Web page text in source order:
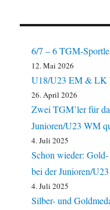
6/7 – 6 TGM-
12. Mai 2026
U18/U23 EM & LK
26. April 2026
Zwei TGM’ler für
Junioren/U23 WM
4. Juli 2025
Schon wieder:
bei der Junioren/
4. Juli 2025
Silber- und